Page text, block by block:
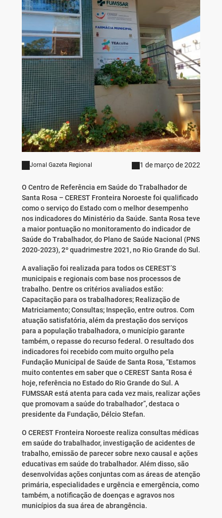
Jornal Gazeta Regional 1 de março de 2022
O Centro de Referência em Saúde do Trabalhador de
Santa Rosa – CEREST Fronteira Noroeste foi qualificado
como o serviço do Estado com o melhor desempenho
nos indicadores do Ministério da Saúde. Santa Rosa teve
a maior pontuação no monitoramento do indicador de
Saúde do Trabalhador, do Plano de Saúde Nacional (PNS
2020-2023), 2º quadrimestre 2021, no Rio Grande do Sul.
A avaliação foi realizada para todos os CEREST’S
municipais e regionais com base nos processos de
trabalho. Dentre os critérios avaliados estão:
Capacitação para os trabalhadores; Realização de
Matriciamento; Consultas; Inspeção, entre outros. Com
atuação satisfatória, além da prestação dos serviços
para a população trabalhadora, o município garante
também, o repasse do recurso federal. O resultado dos
indicadores foi recebido com muito orgulho pela
Fundação Municipal de Saúde de Santa Rosa, “Estamos
muito contentes em saber que o CEREST Santa Rosa é
hoje, referência no Estado do Rio Grande do Sul. A
FUMSSAR está atenta para cada vez mais, realizar ações
que promovam a saúde do trabalhador”, destaca o
presidente da Fundação, Délcio Stefan.
O CEREST Fronteira Noroeste realiza consultas médicas
em saúde do trabalhador, investigação de acidentes de
trabalho, emissão de parecer sobre nexo causal e ações
educativas em saúde do trabalhador. Além disso, são
desenvolvidas ações conjuntas com as áreas de atenção
primária, especialidades e urgência e emergência, como
também, a notificação de doenças e agravos nos
municípios da sua área de abrangência.